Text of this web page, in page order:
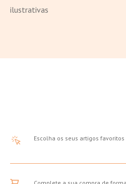
ilustrativas
Escolha os seus artigos favoritos